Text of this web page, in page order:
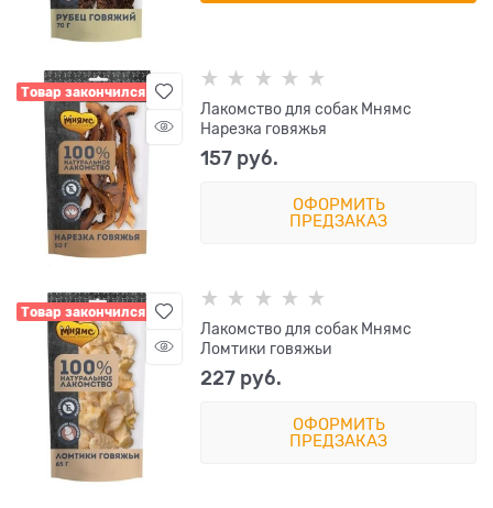
Товар закончился
Лакомство для собак Мнямс
Нарезка говяжья
157 руб.
ОФОРМИТЬ
ПРЕДЗАКАЗ
Товар закончился
Лакомство для собак Мнямс
Ломтики говяжьи
227 руб.
ОФОРМИТЬ
ПРЕДЗАКАЗ